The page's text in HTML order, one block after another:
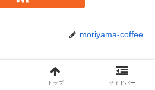
moriyama-coffee
トップ サイドバー